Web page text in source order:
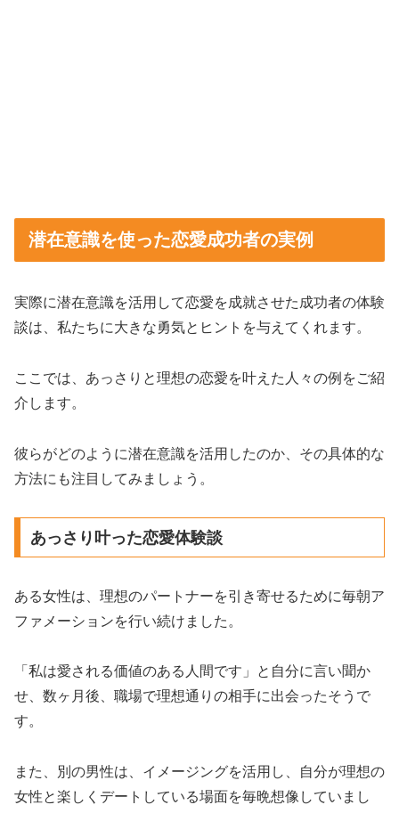
潜在意識を使った恋愛成功者の実例
実際に潜在意識を活用して恋愛を成就させた成功者の体験
談は、私たちに大きな勇気とヒントを与えてくれます。
ここでは、あっさりと理想の恋愛を叶えた人々の例をご紹
介します。
彼らがどのように潜在意識を活用したのか、その具体的な
方法にも注目してみましょう。
あっさり叶った恋愛体験談
ある女性は、理想のパートナーを引き寄せるために毎朝ア
ファメーションを行い続けました。
「私は愛される価値のある人間です」と自分に言い聞か
せ、数ヶ月後、職場で理想通りの相手に出会ったそうで
す。
また、別の男性は、イメージングを活用し、自分が理想の
女性と楽しくデートしている場面を毎晩想像していまし